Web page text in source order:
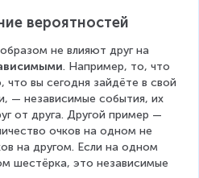
вероятностей
не влияют друг на
. Например, то, что
вы сегодня зайдёте в свой
— независимые события, их
от друга. Другой пример —
очков на одном не
на другом. Если на одном
шестёрка, это независимые